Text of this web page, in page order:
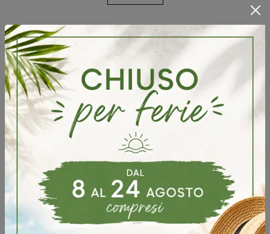
Sfoglia i cataloghi